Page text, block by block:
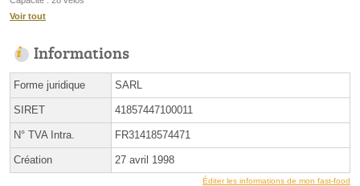
Voir tout
Informations
Forme juridique SARL
SIRET 41857447100011
N° TVA Intra. FR31418574471
Création 27 avril 1998
Éditer les informations de mon fast-food